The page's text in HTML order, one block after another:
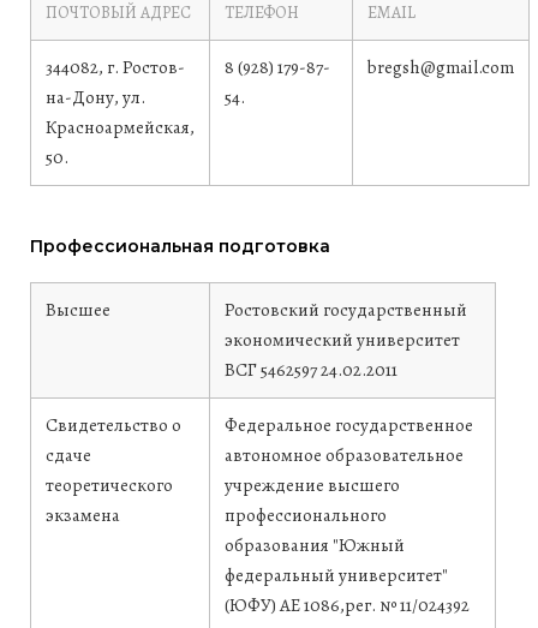
ПОЧТОВЫЙ АДРЕС
ТЕЛЕФОН
EMAIL
344082, г. Ростов-
на-Дону, ул.
Красноармейская,
50.
8 (928) 179-87-
54.
bregsh@gmail.com
Профессиональная подготовка
Высшее
Ростовский государственный
экономический университет
ВСГ 546259724.02.2011
Свидетельство о
сдаче
теоретического
экзамена
Федеральное государственное
автономное образовательное
учреждение высшего
профессионального
образования "Южный
федеральный университет"
(ЮФУ)АЕ 1086,рег. № 11/024392